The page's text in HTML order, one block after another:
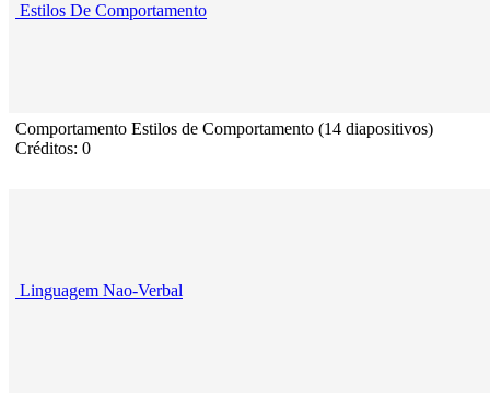
Estilos De Comportamento
Comportamento Estilos de Comportamento (14 diapositivos)
Créditos: 0
Linguagem Nao-Verbal